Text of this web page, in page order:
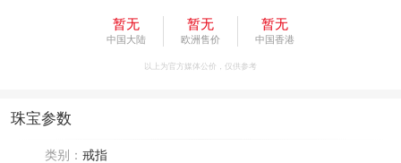
暂无
中国大陆
暂无
欧洲售价
暂无
中国香港
以上为官方媒体公价，仅供参考
珠宝参数
类别： 戒指